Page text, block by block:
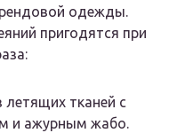
одежды.
пригодятся при
летящих тканей с
и ажурным жабо.